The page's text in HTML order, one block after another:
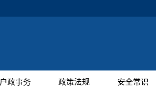
户政事务 政策法规 安全常识